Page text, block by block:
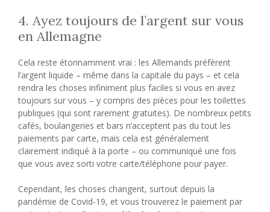
4. Ayez toujours de l’argent sur vous
en Allemagne
Cela reste étonnamment vrai : les Allemands préfèrent
l’argent liquide – même dans la capitale du pays – et cela
rendra les choses infiniment plus faciles si vous en avez
toujours sur vous – y compris des pièces pour les toilettes
publiques (qui sont rarement gratuites). De nombreux petits
cafés, boulangeries et bars n’acceptent pas du tout les
paiements par carte, mais cela est généralement
clairement indiqué à la porte – ou communiqué une fois
que vous avez sorti votre carte/téléphone pour payer.
Cependant, les choses changent, surtout depuis la
pandémie de Covid-19, et vous trouverez le paiement par